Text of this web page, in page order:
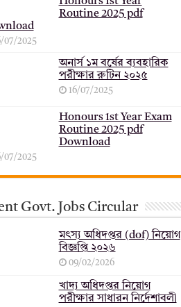
Routine 2025 pdf
07/2025
অনার্স ১ম বর্ষের ব্যবহারিক
পরীক্ষার ‍রুটিন ২০২৫
16/07/2025
Honours 1st Year Exam
Routine 2025 pdf
Download
07/2025
Govt. Jobs Circular
মৎস্য অধিদপ্তর (dof) নিয়োগ
বিজ্ঞপ্তি ২০২৬
09/02/2026
খাদ্য অধিদপ্তর নিয়োগ
পরীক্ষার সাধারন নির্দেশাবলী